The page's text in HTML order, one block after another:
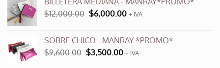
era:
$10,900.00.
es:
$6,000.00.
$12,000.00 El
era:
$12,000.00.
$6,000.00El
es:
$6,000.00.
+ IVA
SOBRE CHICO - MANRAY *PROMO*
$9,600.00 El
$3,500.00El+ IVA